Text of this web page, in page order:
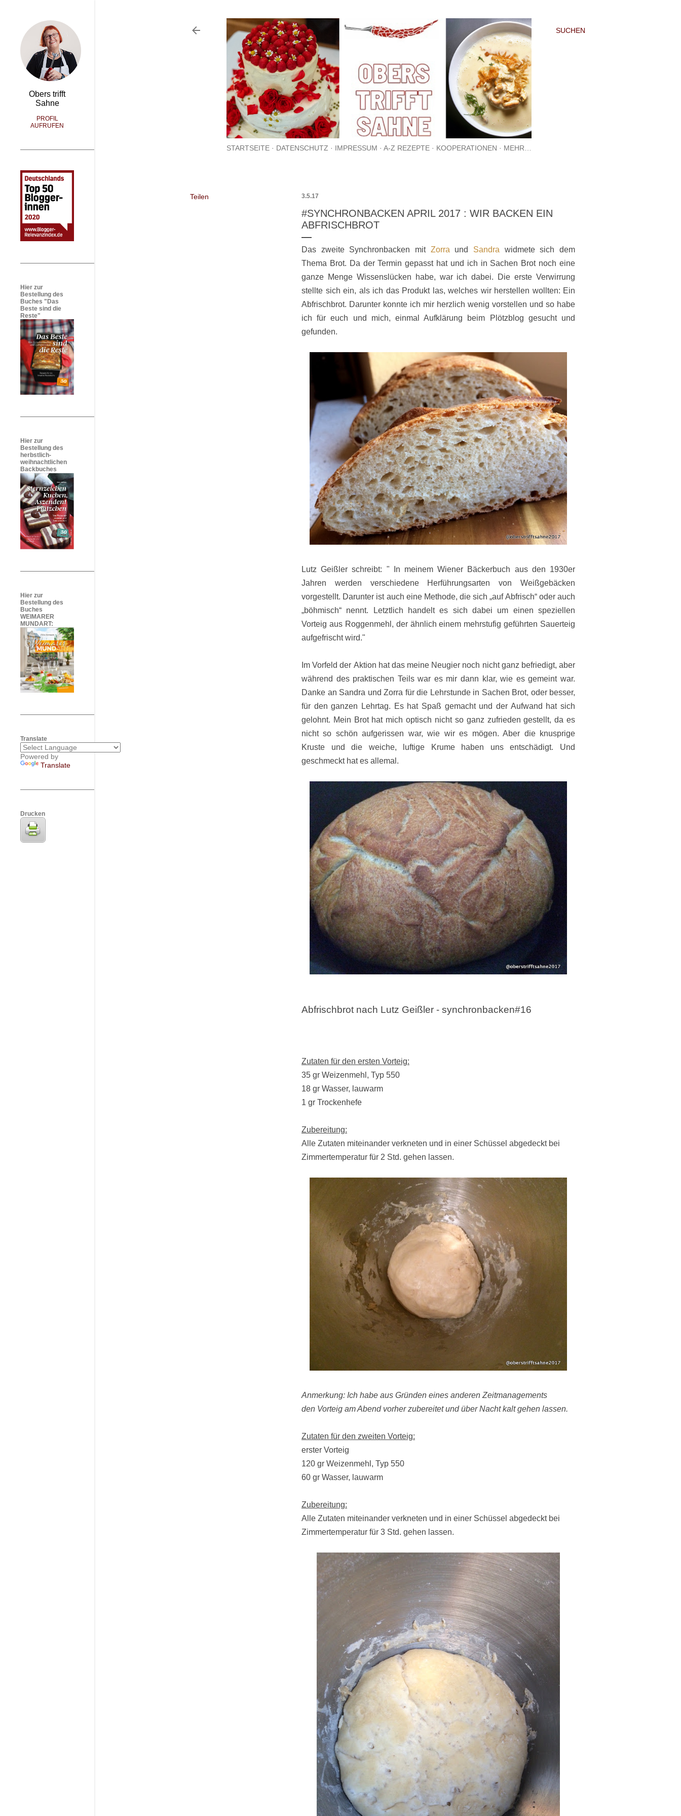
SUCHEN
STARTSEITE DATENSCHUTZ IMPRESSUM A-Z REZEPTE KOOPERATIONEN MEHR…
Teilen 3.5.17
#SYNCHRONBACKEN APRIL 2017 : WIR BACKEN EIN
ABFRISCHBROT
Das zweite Synchronbacken mit Zorra und Sandra widmete sich dem
Thema Brot. Da der Termin gepasst hat und ich in Sachen Brot noch eine
ganze Menge Wissenslücken habe, war ich dabei. Die erste Verwirrung
stellte sich ein, als ich das Produkt las, welches wir herstellen wollten: Ein
Abfrischbrot. Darunter konnte ich mir herzlich wenig vorstellen und so habe
ich für euch und mich, einmal Aufklärung beim Plötzblog gesucht und
gefunden.
Lutz Geißler schreibt: "
In meinem Wiener Bäckerbuch aus den 1930er
Jahren werden verschiedene Herführungsarten von Weißgebäcken
vorgestellt. Darunter ist auch eine Methode, die sich „auf Abfrisch“ oder auch
„böhmisch“ nennt. Letztlich handelt es sich dabei um einen speziellen
Vorteig aus Roggenmehl, der ähnlich einem mehrstufig geführten Sauerteig
aufgefrischt wird."
Im Vorfeld der Aktion hat das meine Neugier noch nicht ganz befriedigt, aber
während des praktischen Teils war es mir dann klar, wie es gemeint war.
Danke an Sandra und Zorra für die Lehrstunde in Sachen Brot, oder besser,
für den ganzen Lehrtag. Es hat Spaß gemacht und der Aufwand hat sich
gelohnt. Mein Brot hat mich optisch nicht so ganz zufrieden gestellt, da es
nicht so schön aufgerissen war, wie wir es mögen. Aber die knusprige
Kruste und die weiche, luftige Krume haben uns entschädigt. Und
geschmeckt hat es allemal.
Abfrischbrot nach Lutz Geißler - synchronbacken#16
Zutaten für den ersten Vorteig:
35 gr Weizenmehl, Typ 550
18 gr Wasser, lauwarm
1 gr Trockenhefe
Zubereitung:
Alle Zutaten miteinander verkneten und in einer Schüssel abgedeckt bei
Zimmertemperatur für 2 Std. gehen lassen.
Anmerkung: Ich habe aus Gründen eines anderen Zeitmanagements
den Vorteig am Abend vorher zubereitet und über Nacht kalt gehen lassen.
Zutaten für den zweiten Vorteig:
erster Vorteig
120 gr Weizenmehl, Typ 550
60 gr Wasser, lauwarm
Zubereitung:
Alle Zutaten miteinander verkneten und in einer Schüssel abgedeckt bei
Zimmertemperatur für 3 Std. gehen lassen.
Obers trifft
Sahne
PROFIL
AUFRUFEN
Hier zur
Bestellung des
Buches "Das
Beste sind die
Reste"
Hier zur
Bestellung des
herbstlich-
weihnachtlichen
Backbuches
Hier zur
Bestellung des
Buches
WEIMARER
MUNDART:
Translate
Powered by
Translate
Drucken